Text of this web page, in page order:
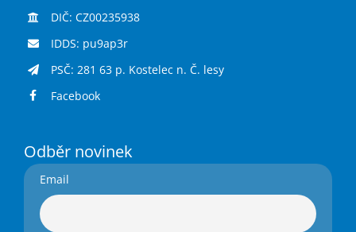
DIČ: CZ00235938
IDDS: pu9ap3r
PSČ: 281 63 p. Kostelec n. Č. lesy
Facebook
Odběr novinek
Email